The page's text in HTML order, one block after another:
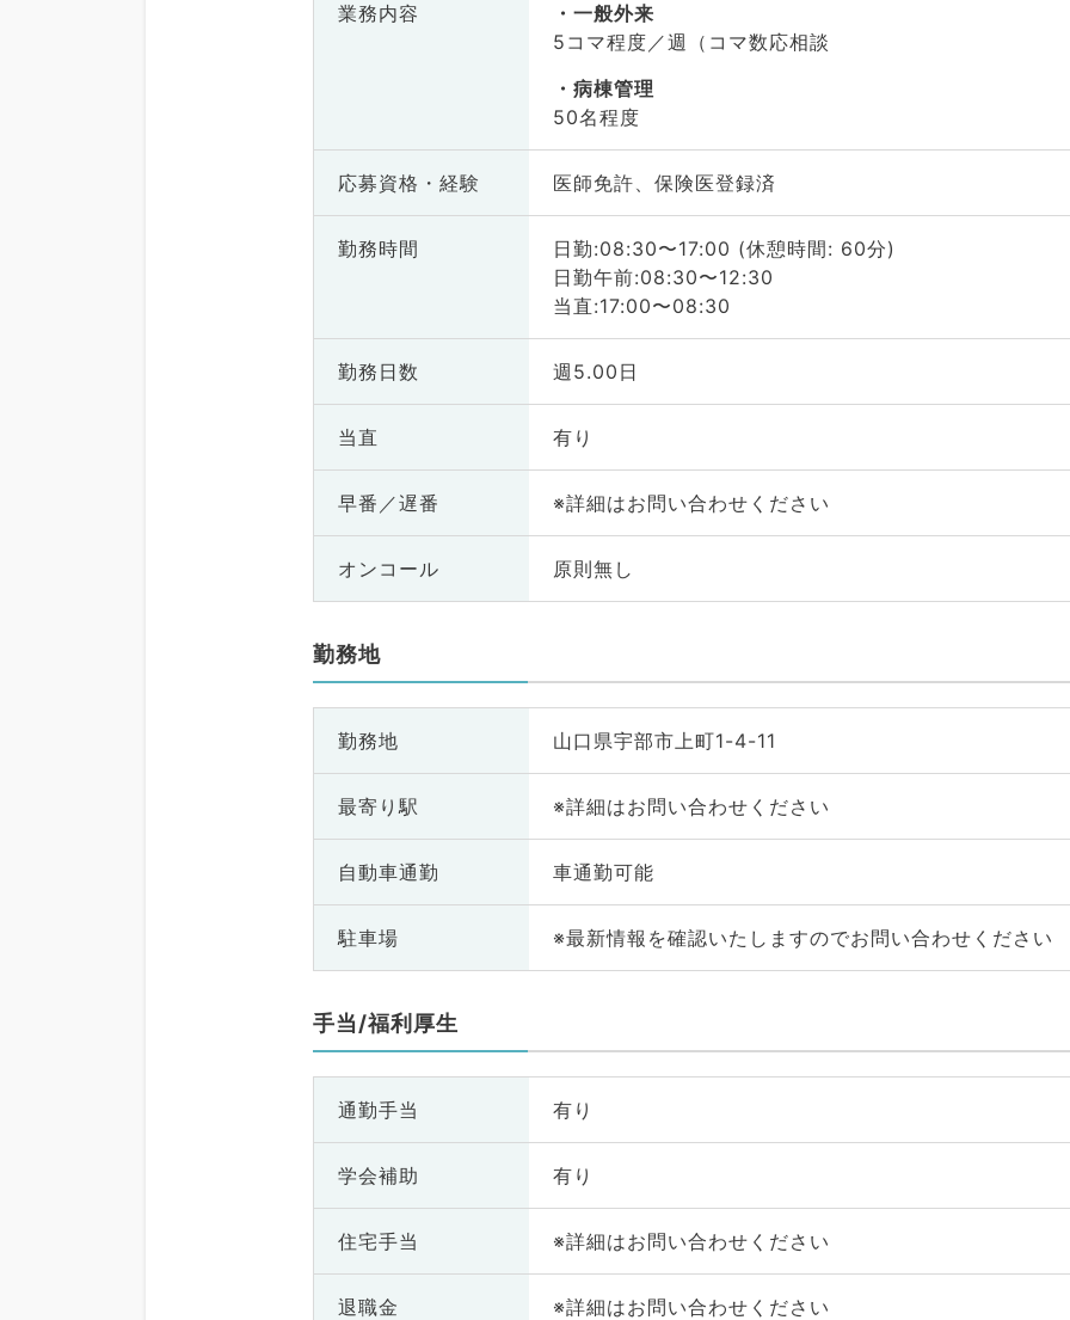
業務内容
一般外来
5コマ程度／週（コマ数応相談
病棟管理
50名程度
応募資格・ 経験 医師免許、保険医登録済
勤務時間
日勤:08:30〜17:00 (休憩時間: 60分)
日勤午前:08:30〜12:30
当直:17:00〜08:30
勤務日数 週5.00日
当直 有り
早番／遅番 ※詳細はお問い合わせください
オンコール 原則無し
勤務地
勤務地 山口県宇部市上町1-4-11
最寄り駅 ※詳細はお問い合わせください
自動車通勤 車通勤可能
駐車場 ※最新情報を確認いたしますのでお問い合わせください
手当/福利厚生
通勤手当 有り
学会補助 有り
住宅手当 ※詳細はお問い合わせください
退職金 ※詳細はお問い合わせください